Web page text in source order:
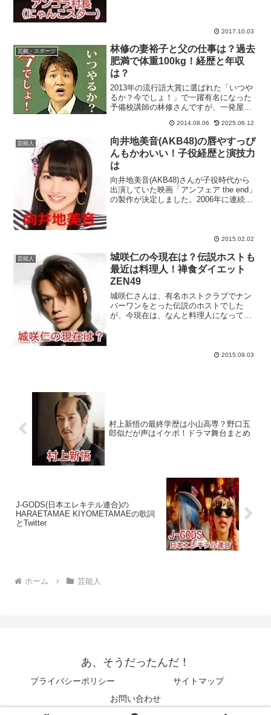
2017.10.03
芸能・スポーツ
林修の妻裕子と父の仕事は？過去
肥満で体重100kg！経歴と年収
は？
2013年の流行語大賞に選ばれた「いつや
るか？今でしょ！」で一躍有名になった
予備校講師の林修さんですが、一発屋芸
ら、「今でしょ！」と言わなくても冠番
組をもつほどになっていますね。そんな
林先生ですが、普段あ...
2014.08.06 2025.06.12
芸能人
向井地美音(AKB48)の唇やすっぴ
んもかわいい！子役経歴と演技力
は
向井地美音(AKB48)さんが子役時代から
出演していた映画「アンフェア the end」
の製作が決定しました。2006年に連続ド
2015.02.02
芸能人
城咲仁の今現在は？伝説ホストも
最近は料理人！禅食ダイエット
ZEN49
城咲仁さんは、有名ホストクラブでナン
バーワンをとった伝説のホストでした
が、今現在は、なんと料理人になってい
人として提案した、とても気...2015.09.03
村上新悟の最終学歴は小山高専？野口五
郎似だが声はイケボ！ドラマ舞台まとめ
J-GODS(日本エレキテル連合)の
HARAETAMAE KIYOMETAMAEの歌詞
とTwitter
ホーム 芸能人
あ、そうだったんだ！
プライバシーポリシー
サイトマップ
お問い合わせ